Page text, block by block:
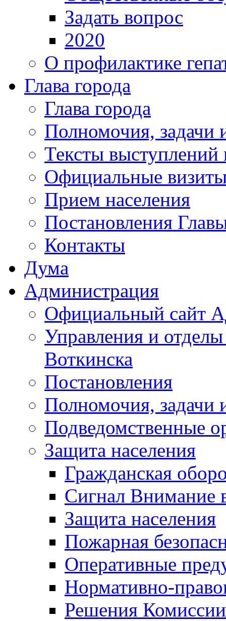
Задать вопрос
2020
О профилактике
Глава города
Глава города
Полномочия, задачи
Тексты выступлений
Официальные
Прием населения
Постановления
Контакты
Дума
Администрация
Официальный сайт
Управления и
Воткинска
Постановления
Полномочия, задачи
Подведомственные
Защита населения
Гражданская
Сигнал Внимание
Защита населения
Пожарная
Оперативные
Нормативно-
Решения